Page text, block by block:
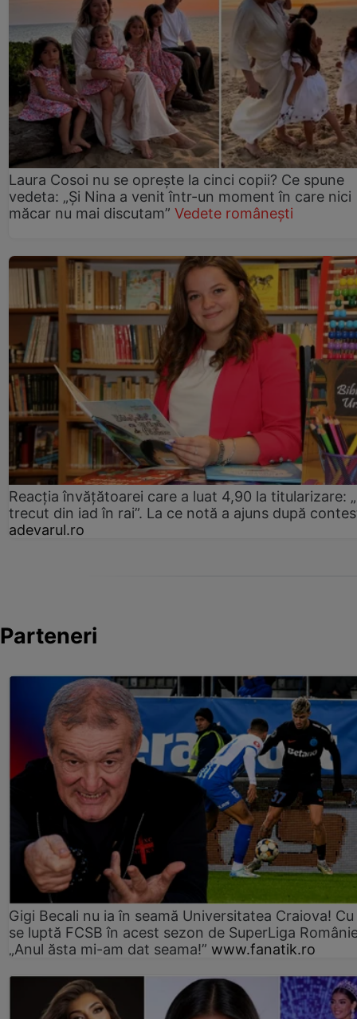
Laura Cosoi nu se oprește la cinci copii? Ce spune
vedeta: „Și Nina a venit într-un moment în care nici
măcar nu mai discutam” Vedete românești
Reacția învățătoarei care a luat 4,90 la titularizare:
trecut din iad în rai”. La ce notă a ajuns după
adevarul.ro
Parteneri
Gigi Becali nu ia în seamă Universitatea Craiova!
se luptă FCSB în acest sezon de SuperLiga
„Anul ăsta mi-am dat seama!” www.fanatik.ro